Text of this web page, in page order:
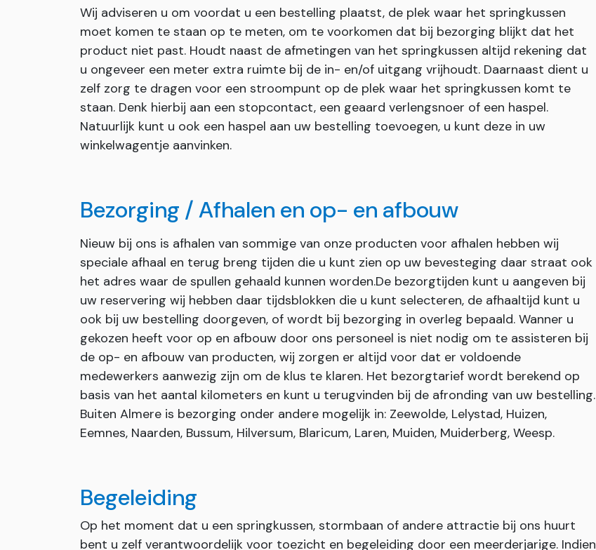
Wij adviseren u om voordat u een bestelling plaatst, de plek waar het springkussen
moet komen te staan op te meten, om te voorkomen dat bij bezorging blijkt dat het
product niet past. Houdt naast de afmetingen van het springkussen altijd rekening dat
u ongeveer een meter extra ruimte bij de in- en/of uitgang vrijhoudt. Daarnaast dient u
zelf zorg te dragen voor een stroompunt op de plek waar het springkussen komt te
staan. Denk hierbij aan een stopcontact, een geaard verlengsnoer of een haspel.
Natuurlijk kunt u ook een haspel aan uw bestelling toevoegen, u kunt deze in uw
winkelwagentje aanvinken.
Bezorging / Afhalen en op- en afbouw
Nieuw bij ons is afhalen van sommige van onze producten voor afhalen hebben wij
speciale afhaal en terug breng tijden die u kunt zien op uw bevesteging daar straat ook
het adres waar de spullen gehaald kunnen worden.De bezorgtijden kunt u aangeven bij
uw reservering wij hebben daar tijdsblokken die u kunt selecteren, de afhaaltijd kunt u
ook bij uw bestelling doorgeven, of wordt bij bezorging in overleg bepaald. Wanner u
gekozen heeft voor op en afbouw door ons personeel is niet nodig om te assisteren bij
de op- en afbouw van producten, wij zorgen er altijd voor dat er voldoende
medewerkers aanwezig zijn om de klus te klaren. Het bezorgtarief wordt berekend op
basis van het aantal kilometers en kunt u terugvinden bij de afronding van uw bestelling.
Buiten Almere is bezorging onder andere mogelijk in: Zeewolde, Lelystad, Huizen,
Eemnes, Naarden, Bussum, Hilversum, Blaricum, Laren, Muiden, Muiderberg, Weesp.
Begeleiding
Op het moment dat u een springkussen, stormbaan of andere attractie bij ons huurt
bent u zelf verantwoordelijk voor toezicht en begeleiding door een meerderjarige. Indien